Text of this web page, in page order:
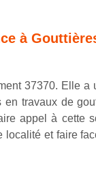
à
37370. Elle a
travaux de
appel à cette
localité et faire